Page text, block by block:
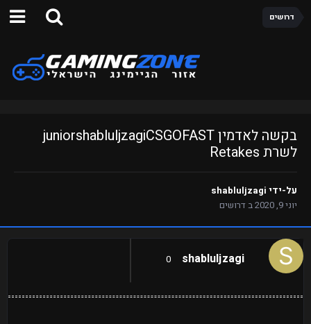
דרושים
בקשה לאדמין juniorshabluljzagiCSGOFAST
לשרת Retakes
על-ידי shabluljzagi
יוני 9, 2020
בדרושים
shabluljzagi
0